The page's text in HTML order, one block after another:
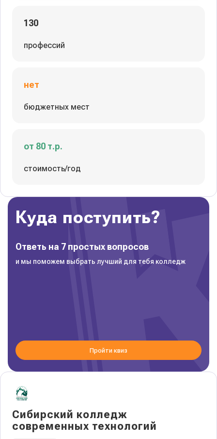
130
профессий
нет
бюджетных мест
от 80 т.р.
стоимость/год
Сибирский колледж
современных технологий
Куда поступить?
Ответь на 7 простых вопросов
и мы поможем выбрать лучший для тебя колледж
Пройти квиз